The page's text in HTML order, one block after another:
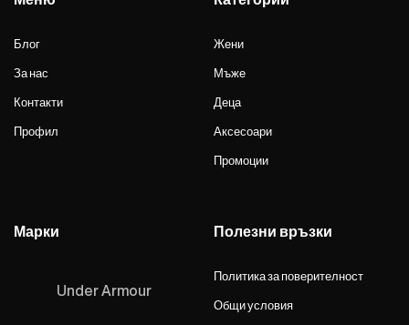
Блог
За нас
Контакти
Профил
Жени
Мъже
Деца
Аксесоари
Промоции
Марки
Under Armour
Полезни връзки
Политика за поверителност
Общи условия